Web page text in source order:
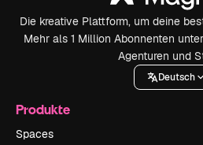
Die kreative Plattform, um deine
Mehr als 1 Million Abonnenten
Agenturen und
Deutsch
Produkte
Spaces